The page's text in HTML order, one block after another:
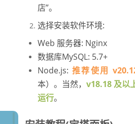
店”。
选择安装软件环境:
Web 服务器: Nginx
数据库MySQL: 5.7+
Node.js: 推荐使用
本）。当然， v18.18 及以
运行。